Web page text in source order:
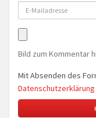
Bild zum Kommentar
Mit Absenden des
Datenschutzerklärung